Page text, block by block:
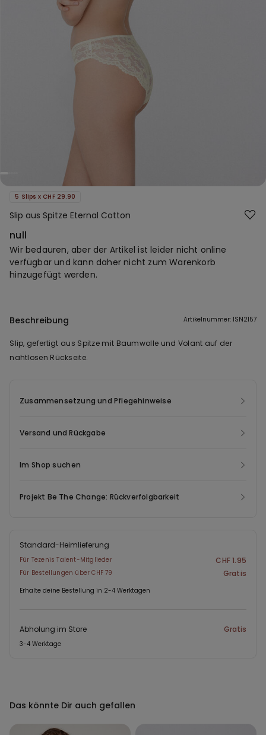
5 Slips x CHF 29.90
Slip aus Spitze Eternal Cotton
null
Wir bedauren, aber der Artikel ist leider nicht online
verfügbar und kann daher nicht zum Warenkorb
hinzugefügt werden.
Beschreibung Artikelnummer: 1SN2157
Slip, gefertigt aus Spitze mit Baumwolle und Volant auf der
nahtlosen Rückseite.
Zusammensetzung und Pflegehinweise
Versand und Rückgabe
Im Shop suchen
Projekt Be The Change: Rückverfolgbarkeit
Standard-Heimlieferung
Für Tezenis Talent-Mitglieder CHF 1.95
Für Bestellungen über CHF 79 Gratis
Erhalte deine Bestellung in 2-4 Werktagen
Abholung im Store Gratis
3-4 Werktage
Das könnte Dir auch gefallen